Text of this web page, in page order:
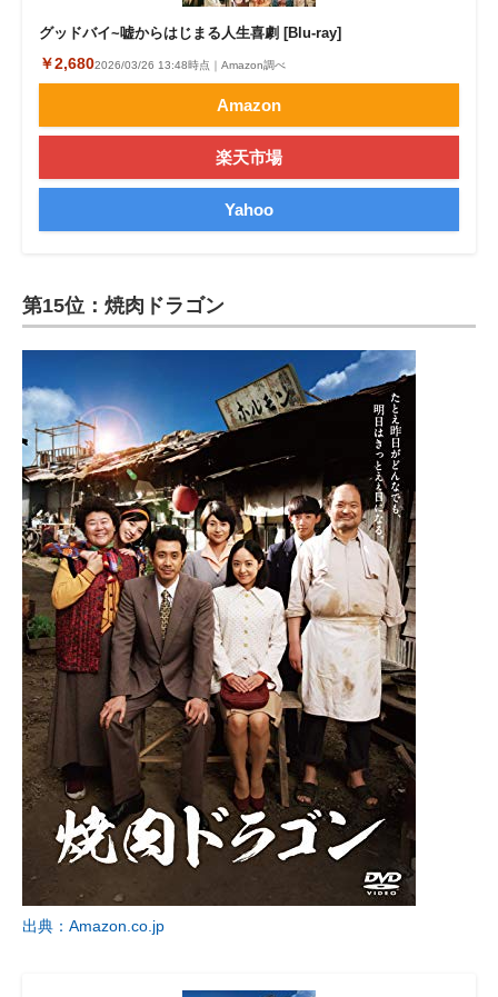
グッドバイ~嘘からはじまる人生喜劇 [Blu-ray]
￥2,6802026/03/26 13:48時点｜Amazon調べ
Amazon
楽天市場
Yahoo
第15位：焼肉ドラゴン
出典：Amazon.co.jp